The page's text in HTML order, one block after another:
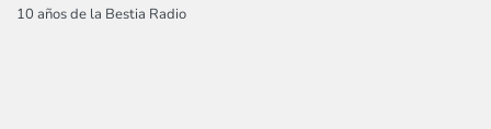
10 años de la Bestia Radio